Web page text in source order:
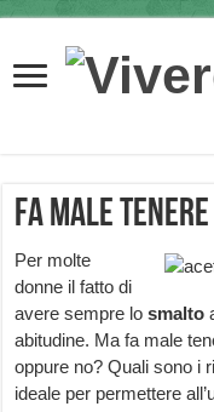
Fa male
Per molte
donne il fatto di
avere sempre losmalto
abitudine. Ma fa male
oppure no? Quali sono i
ideale per permettere